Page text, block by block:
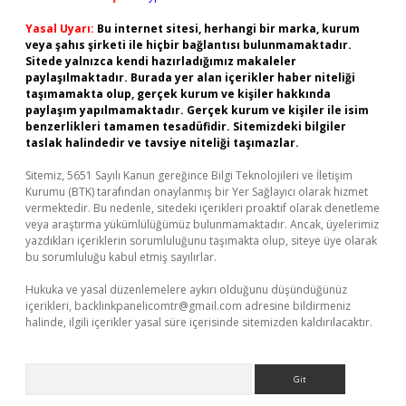
Yasal Uyarı: Bu internet sitesi, herhangi bir marka, kurum
veya şahıs şirketi ile hiçbir bağlantısı bulunmamaktadır.
Sitede yalnızca kendi hazırladığımız makaleler
paylaşılmaktadır. Burada yer alan içerikler haber niteliği
taşımamakta olup, gerçek kurum ve kişiler hakkında
paylaşım yapılmamaktadır. Gerçek kurum ve kişiler ile isim
benzerlikleri tamamen tesadüfidir. Sitemizdeki bilgiler
taslak halindedir ve tavsiye niteliği taşımazlar.
Sitemiz, 5651 Sayılı Kanun gereğince Bilgi Teknolojileri ve İletişim
Kurumu (BTK) tarafından onaylanmış bir Yer Sağlayıcı olarak hizmet
vermektedir. Bu nedenle, sitedeki içerikleri proaktif olarak denetleme
veya araştırma yükümlülüğümüz bulunmamaktadır. Ancak, üyelerimiz
yazdıkları içeriklerin sorumluluğunu taşımakta olup, siteye üye olarak
bu sorumluluğu kabul etmiş sayılırlar.
Hukuka ve yasal düzenlemelere aykırı olduğunu düşündüğünüz
içerikleri, backlinkpanelicomtr@gmail.com adresine bildirmeniz
halinde, ilgili içerikler yasal süre içerisinde sitemizden kaldırılacaktır.